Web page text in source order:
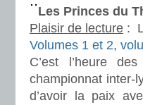
Les Princes du
Plaisir de lecture :
Volumes 1 et 2,
C’est l’heure
championnat inter-
d’avoir la paix